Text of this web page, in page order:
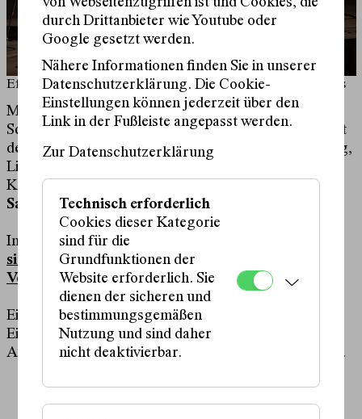
Efe Turumtay, Özlem Bulut, Sakina Teyna © Kadir Günes
Mit Nouruz beginnt der Frühling – auch im
Schauspielhaus! Das kurdische Neujahrsfest markiert
den Beginn eines neuen Jahres und schenkt Hoffnung,
Licht und Wärme. Wir freuen uns auf ein Nouruz-
Konzert mit den bekannten Wiener Musikerinnen
Sakina Teyna, Özlem Bulutund
Im Rahmen von 1000 dost hindik in - 1000 Freunde
sind zu wenig.
Veranstaltungsreihe zu1000 Eyes
Eintrittspreise:
Einheitspreis 10€
Aktionspreis 5€, in Kombination mit einer Karte für
durch Drittanbieter wie Youtube oder
Google gesetzt werden.
Nähere Informationen finden Sie in unserer
Datenschutzerklärung. Die Cookie-
Einstellungen können jederzeit über den
Link in der Fußleiste angepasst werden.
Zur Datenschutzerklärung
Technisch erforderlich
Cookies dieser Kategorie
sind für die
Grundfunktionen der
Website erforderlich. Sie
dienen der sicheren und
bestimmungsgemäßen
Nutzung und sind daher
nicht deaktivierbar.